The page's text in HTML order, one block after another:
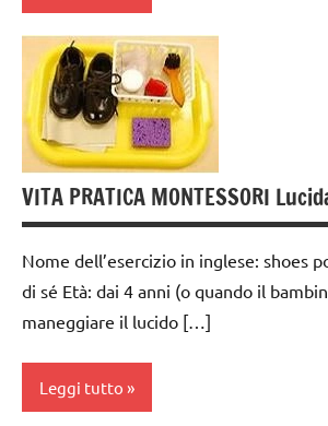
dai
3 ai
6
anni
GUIDA
DIDATTICA
MONTESSORI
TUTTI GLI
ARGOMENTI
PER ETA'
TUTTI GLI
ARTICOLI
VITA PRATICA MONTESSORI
Nome dell’esercizio in inglese: shoes
di sé Età: dai 4 anni (o quando il
maneggiare il lucido […]
Leggi tutto